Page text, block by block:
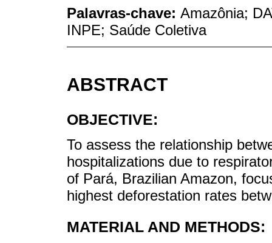
Palavras-chave: Amazônia;
INPE; Saúde Coletiva
ABSTRACT
OBJECTIVE:
To assess the relationship
hospitalizations due to
of Pará, Brazilian Amazon,
highest deforestation rates
MATERIAL AND METHODS: